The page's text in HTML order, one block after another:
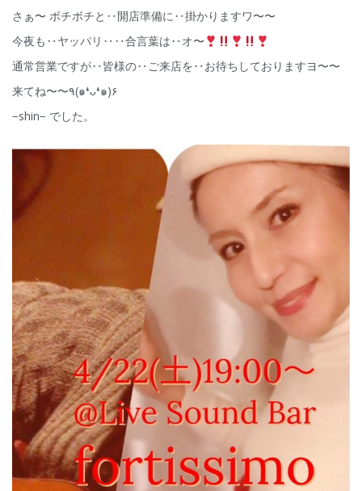
さぁ〜 ボチボチと‥開店準備に‥掛かりますワ〜〜
今夜も‥ヤッパリ‥‥合言葉は‥オ〜
通常営業ですが‥皆様の‥ご来店を‥お待ちしておりますヨ〜〜
来てね〜〜٩(๑❛ᴗ❛๑)۶
−shin− でした。